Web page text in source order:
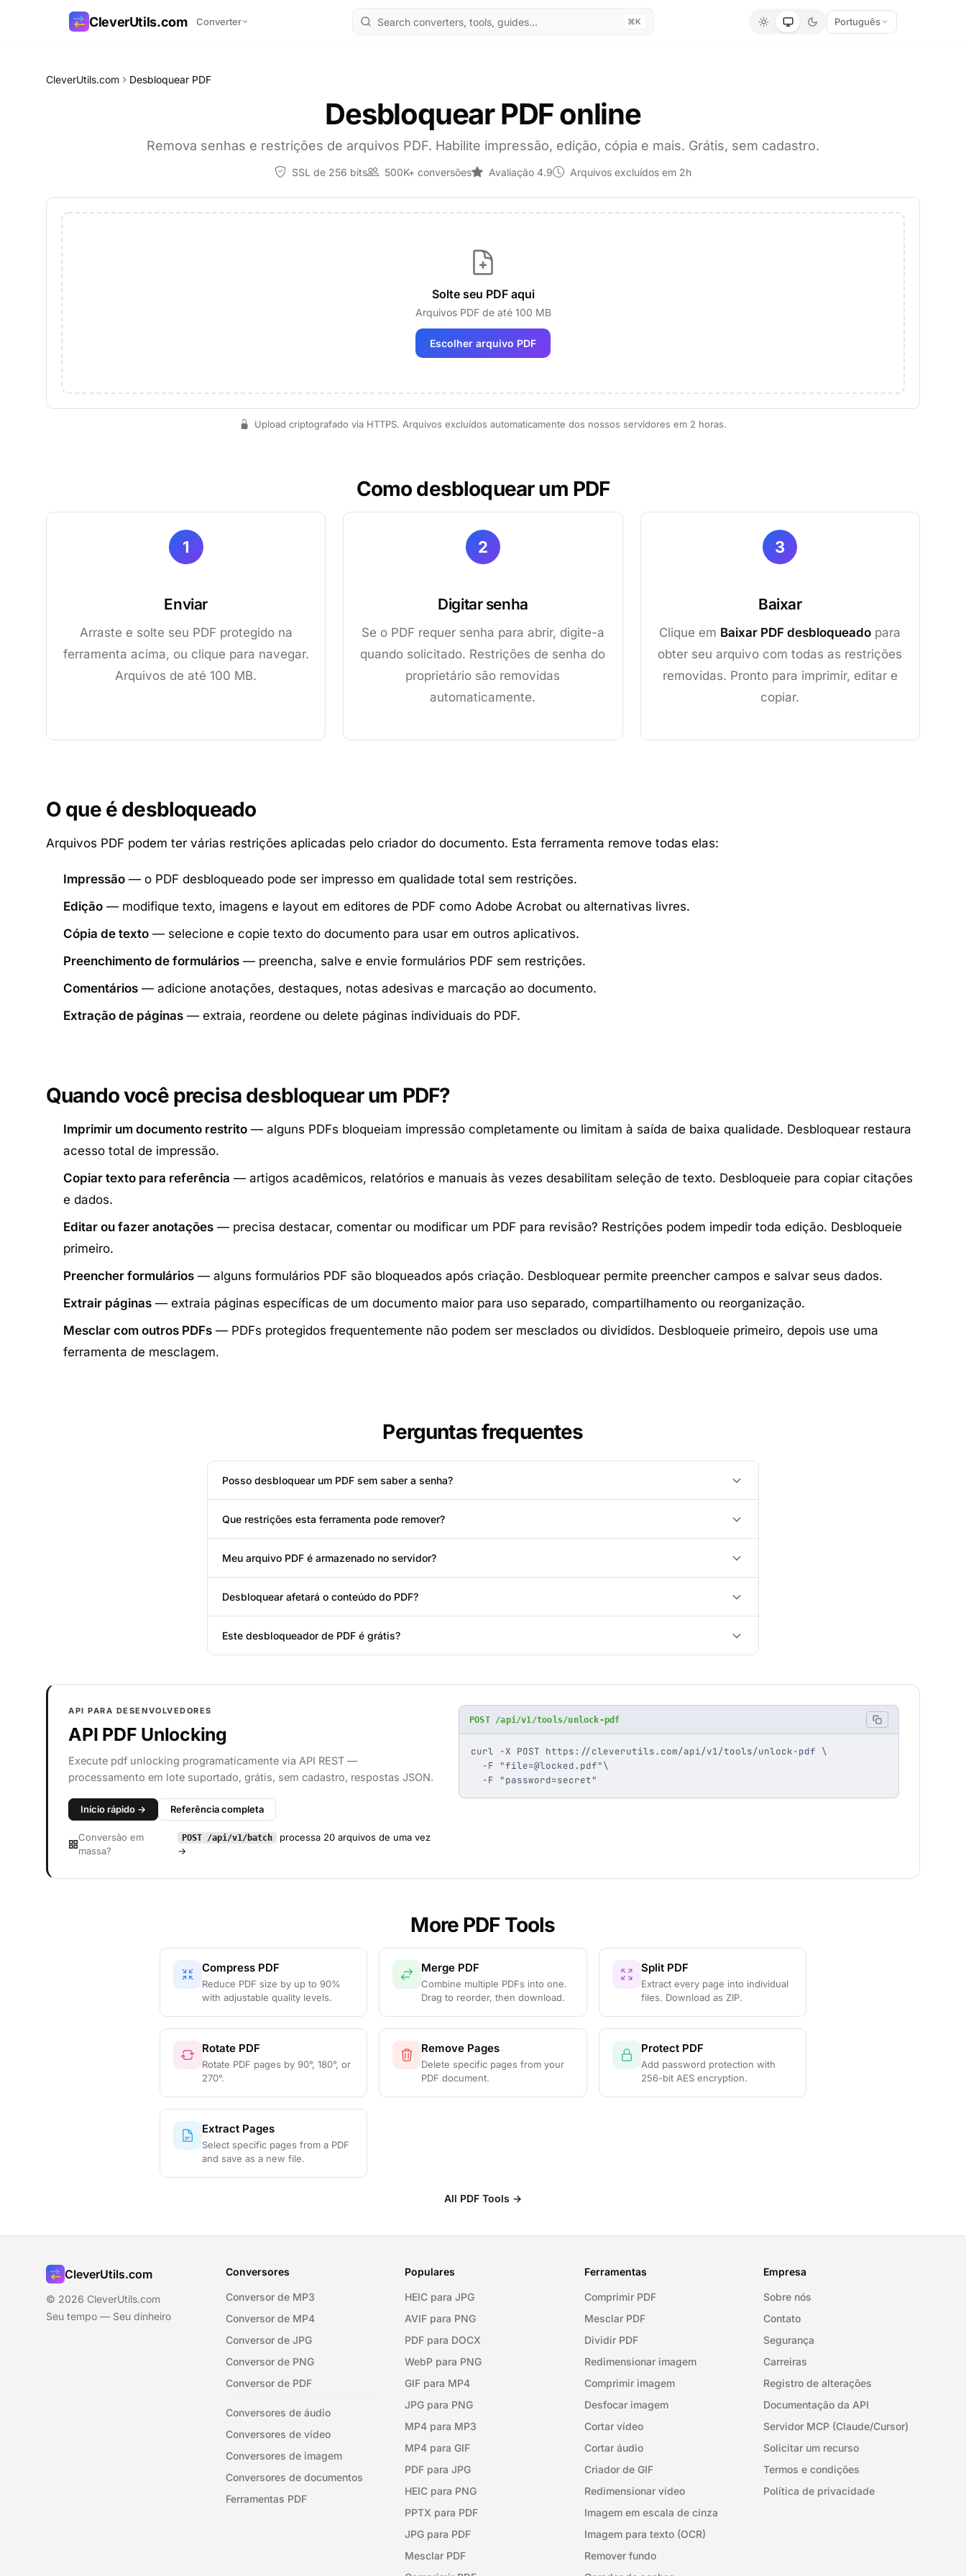
CleverUtils.com Converter ⌘K Português
CleverUtils.com Desbloquear PDF
Desbloquear PDF online
Remova senhas e restrições de arquivos PDF. Habilite impressão, edição, cópia e mais. Grátis, sem cadastro.
SSL de 256 bits 500K+ conversões Avaliação 4.9 Arquivos excluídos em 2h
Solte seu PDF aqui
Arquivos PDF de até 100 MB
Escolher arquivo PDF
Upload criptografado via HTTPS. Arquivos excluídos automaticamente dos nossos servidores em 2 horas.
Como desbloquear um PDF
1
Enviar
Arraste e solte seu PDF protegido na
ferramenta acima, ou clique para navegar.
Arquivos de até 100 MB.
2
Digitar senha
Se o PDF requer senha para abrir, digite-a
quando solicitado. Restrições de senha do
proprietário são removidas
automaticamente.
3
Baixar
Clique em Baixar PDF desbloqueado para
obter seu arquivo com todas as restrições
removidas. Pronto para imprimir, editar e
copiar.
O que é desbloqueado
Arquivos PDF podem ter várias restrições aplicadas pelo criador do documento. Esta ferramenta remove todas elas:
Impressão — o PDF desbloqueado pode ser impresso em qualidade total sem restrições.
Edição — modifique texto, imagens e layout em editores de PDF como Adobe Acrobat ou alternativas livres.
Cópia de texto — selecione e copie texto do documento para usar em outros aplicativos.
Preenchimento de formulários — preencha, salve e envie formulários PDF sem restrições.
Comentários — adicione anotações, destaques, notas adesivas e marcação ao documento.
Extração de páginas — extraia, reordene ou delete páginas individuais do PDF.
Quando você precisa desbloquear um PDF?
Imprimir um documento restrito — alguns PDFs bloqueiam impressão completamente ou limitam à saída de baixa qualidade. Desbloquear restaura
acesso total de impressão.
Copiar texto para referência — artigos acadêmicos, relatórios e manuais às vezes desabilitam seleção de texto. Desbloqueie para copiar citações
e dados.
Editar ou fazer anotações — precisa destacar, comentar ou modificar um PDF para revisão? Restrições podem impedir toda edição. Desbloqueie
primeiro.
Preencher formulários — alguns formulários PDF são bloqueados após criação. Desbloquear permite preencher campos e salvar seus dados.
Extrair páginas — extraia páginas específicas de um documento maior para uso separado, compartilhamento ou reorganização.
Mesclar com outros PDFs — PDFs protegidos frequentemente não podem ser mesclados ou divididos. Desbloqueie primeiro, depois use uma
ferramenta de mesclagem.
Perguntas frequentes
Posso desbloquear um PDF sem saber a senha?
Que restrições esta ferramenta pode remover?
Meu arquivo PDF é armazenado no servidor?
Desbloquear afetará o conteúdo do PDF?
Este desbloqueador de PDF é grátis?
API PARA DESENVOLVEDORES
API PDF Unlocking
Execute pdf unlocking programaticamente via API REST —
processamento em lote suportado, grátis, sem cadastro, respostas JSON.
Início rápido → Referência completa
Conversão em
massa?
POST /api/v1/batch
processa 20 arquivos de uma vez
→
POST /api/v1/tools/unlock-pdf
curl -X POST https://cleverutils.com/api/v1/tools/unlock-pdf \
  -F "
file=@locked.pdf"\
  -F "password=secret"
More PDF Tools
Compress PDF
Reduce PDF size by up to 90%
with adjustable quality levels.
Merge PDF
Combine multiple PDFs into one.
Drag to reorder, then download.
Split PDF
Extract every page into individual
files. Download as ZIP.
Rotate PDF
Rotate PDF pages by 90°, 180°, or
270°.
Remove Pages
Delete specific pages from your
PDF document.
Protect PDF
Add password protection with
256-bit AES encryption.
Extract Pages
Select specific pages from a PDF
and save as a new file.
All PDF Tools →
CleverUtils.com
© 2026 CleverUtils.com
Seu tempo — Seu dinheiro
Conversores
Conversor de MP3
Conversor de MP4
Conversor de JPG
Conversor de PNG
Conversor de PDF
Conversores de áudio
Conversores de vídeo
Conversores de imagem
Conversores de documentos
Ferramentas PDF
Populares
HEIC para JPG
AVIF para PNG
PDF para DOCX
WebP para PNG
GIF para MP4
JPG para PNG
MP4 para MP3
MP4 para GIF
PDF para JPG
HEIC para PNG
PPTX para PDF
JPG para PDF
Mesclar PDF
Ferramentas
Comprimir PDF
Mesclar PDF
Dividir PDF
Redimensionar imagem
Comprimir imagem
Desfocar imagem
Cortar vídeo
Cortar áudio
Criador de GIF
Redimensionar vídeo
Imagem em escala de cinza
Imagem para texto (OCR)
Remover fundo
Empresa
Sobre nós
Contato
Segurança
Carreiras
Registro de alterações
Documentação da API
Servidor MCP (Claude/Cursor)
Solicitar um recurso
Termos e condições
Política de privacidade